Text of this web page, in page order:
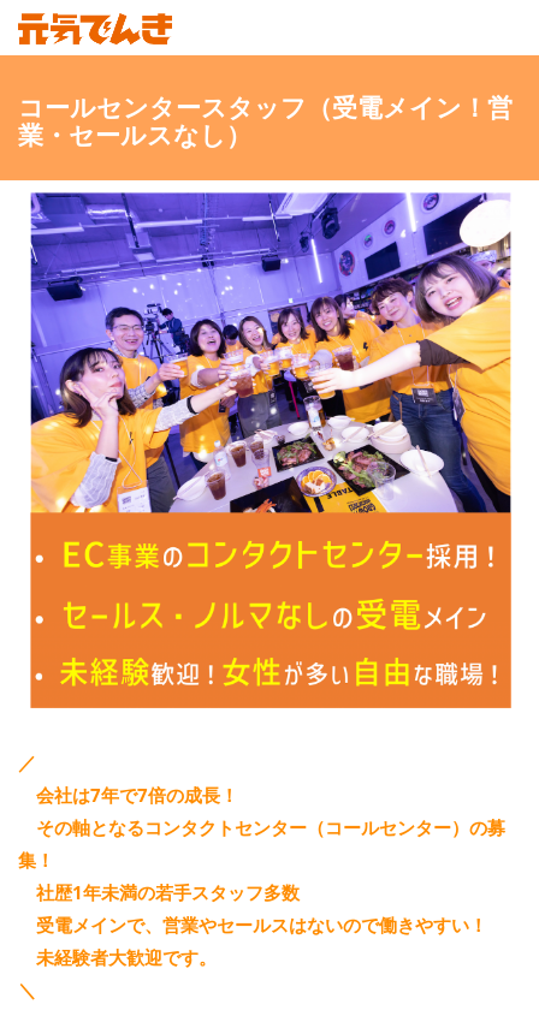
コールセンタースタッフ（受電メイン！営
業・セールスなし）
／
会社は7年で7倍の成長！
その軸となるコンタクトセンター（コールセンター）の募
集！
社歴1年未満の若手スタッフ多数
受電メインで、営業やセールスはないので働きやすい！
未経験者大歓迎です。
＼